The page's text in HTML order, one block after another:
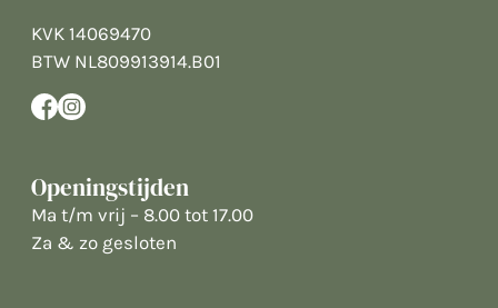
KVK 14069470
BTW NL809913914.B01
Openingstijden
Ma t/m vrij – 8.00 tot 17.00
Za & zo gesloten